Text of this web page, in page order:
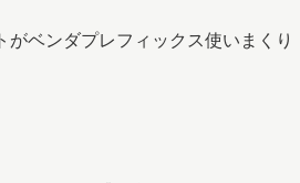
がベンダプレフィックス使いまくり